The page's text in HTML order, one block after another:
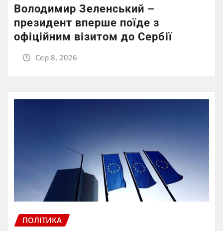
Володимир Зеленський –
президент вперше поїде з
офіційним візитом до Сербії
Сер 8, 2026
ПОЛІТИКА